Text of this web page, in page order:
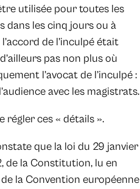
utilisée pour toutes les
dans les cinq jours ou à
de l’inculpé était
pas non plus où
l’avocat de l’inculpé :
avec les magistrats.
régler ces « détails ».
que la loi du 29 janvier
de la Constitution, lu en
de la Convention européenne